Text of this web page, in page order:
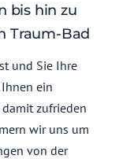
bis hin zu
Traum-Bad
und Sie Ihre
ein
zufrieden
wir uns um
von der